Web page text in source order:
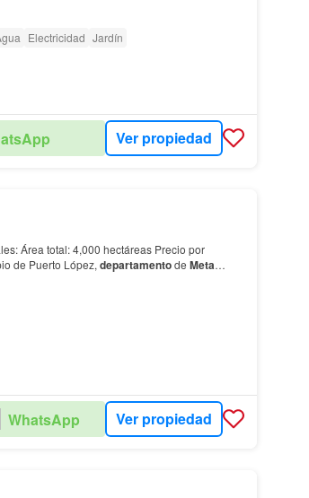
Electricidad Jardín
Ver propiedad
Municipio de Puerto López, departamentode Meta
WhatsApp Ver propiedad